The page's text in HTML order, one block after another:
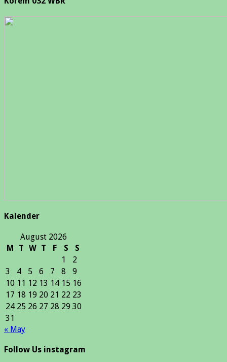
Kalender
August 2026
M
T W T F S
S
1
2
3
4 5 6 7 8
9
10 11 12 13 14 15 16
17 18 19 20 21 22 23
24 25 26 27 28 29 30
31
« May
Follow Us instagram